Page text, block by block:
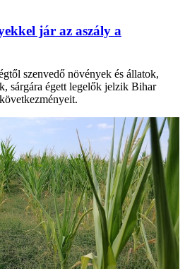
jár az aszály a
szenvedő növények és állatok,
sárgára égett legelők jelzik Bihar